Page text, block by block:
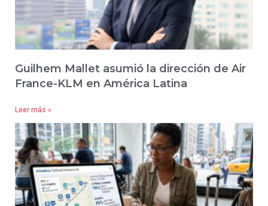
Guilhem Mallet asumió la dirección de Air
France-KLM en América Latina
Leer más »